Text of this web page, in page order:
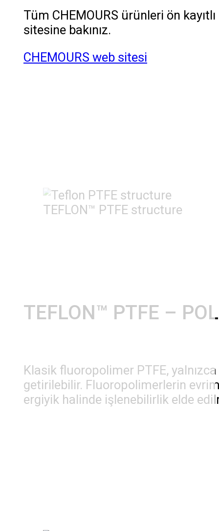
Tüm CHEMOURS ürünleri ön
sitesine bakınız.
CHEMOURS web sitesi
TEFLON™ PTFE structure
TEFLON™ PTFE –
Klasik fluoropolimer PTFE,
getirilebilir. Fluoropolimerlerin
ergiyik halinde işlenebilirlik elde